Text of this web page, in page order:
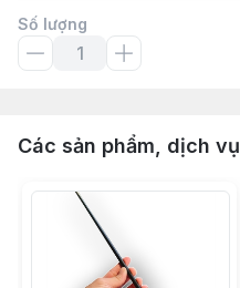
Số lượng
Các sản phẩm, dịch